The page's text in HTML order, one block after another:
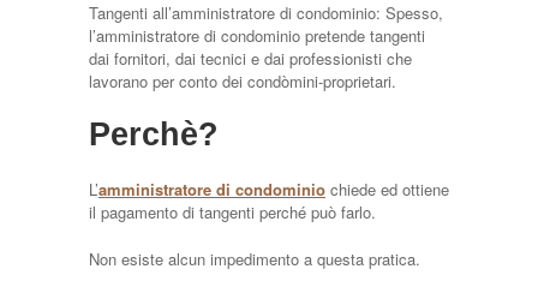
Tangenti all’amministratore di condominio: Spesso,
l’amministratore di condominio pretende tangenti
dai fornitori, dai tecnici e dai professionisti che
lavorano per conto dei condòmini-proprietari.
Perchè?
L’amministratore di condominio chiede ed ottiene
il pagamento di tangenti perché può farlo.
Non esiste alcun impedimento a questa pratica.